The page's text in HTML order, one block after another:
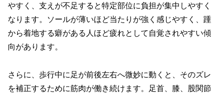
やすく、支えが不足すると特定部位に負担が集中しやすく
なります。ソールが薄いほど当たりが強く感じやすく、踵
から着地する癖がある人ほど疲れとして自覚されやすい傾
向があります。
さらに、歩行中に足が前後左右へ微妙に動くと、そのズレ
を補正するために筋肉が働き続けます。足首、膝、股関節